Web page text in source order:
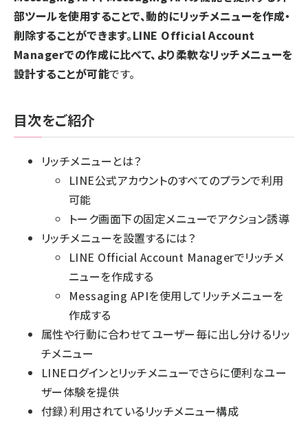
部ツールを使用することで、動的にリッチメニューを作成・
削除することができます。LINE Official Account
Managerでの作成に比べて、より柔軟なリッチメニューを
設計することが可能です。
目次をご紹介
リッチメニューとは？
LINE公式アカウントのすべてのプランで利用
可能
トーク画面下の固定メニューでアクション誘導
リッチメニューを設置するには？
LINE Official Account Managerでリッチメ
ニューを作成する
Messaging APIを使用してリッチメニューを
作成する
属性や行動に合わせてユーザー毎に出し分けるリッ
チメニュー
LINEログインとリッチメニューでさらに便利なユー
ザー体験を提供
付録）利用されているリッチメニュー構成